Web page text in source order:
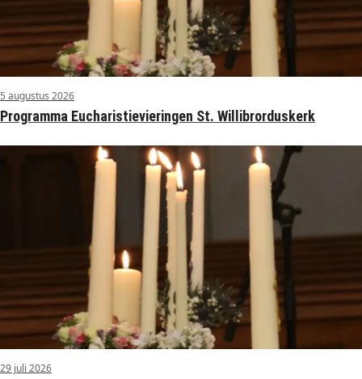
5 augustus 2026
Programma Eucharistievieringen St. Willibrorduskerk
29 juli 2026